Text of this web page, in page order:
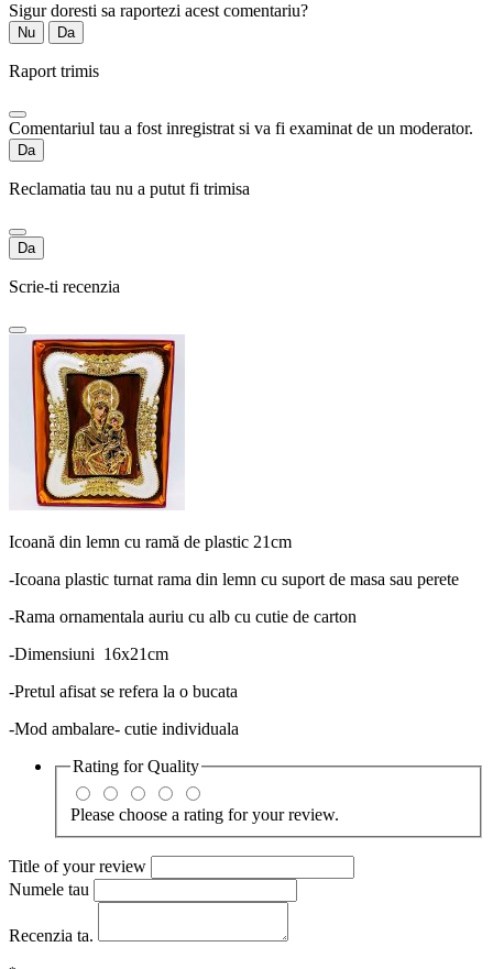
Sigur doresti sa raportezi acest comentariu?
Nu Da
Raport trimis
Comentariul tau a fost inregistrat si va fi examinat de un moderator.
Da
Reclamatia tau nu a putut fi trimisa
Da
Scrie-ti recenzia
Icoană din lemn cu ramă de plastic 21cm
-Icoana plastic turnat rama din lemn cu suport de masa sau perete
-Rama ornamentala auriu cu alb cu cutie de carton
-Dimensiuni 16x21cm
-Pretul afisat se refera la o bucata
-Mod ambalare- cutie individuala
Rating forQuality
Please choose a rating for your review.
Title of your review
Numele tau
Recenzia ta.